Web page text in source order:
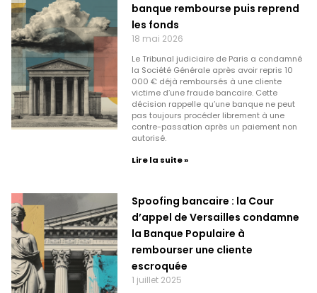
banque rembourse puis reprend
les fonds
18 mai 2026
Le Tribunal judiciaire de Paris a condamné
la Société Générale après avoir repris 10
000 € déjà remboursés à une cliente
victime d’une fraude bancaire. Cette
décision rappelle qu’une banque ne peut
pas toujours procéder librement à une
contre-passation après un paiement non
autorisé.
Lire la suite »
Spoofing bancaire : la Cour
d’appel de Versailles condamne
la Banque Populaire à
rembourser une cliente
escroquée
1 juillet 2025